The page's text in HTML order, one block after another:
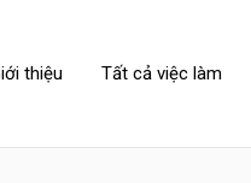
thiệu Tất cả việc làm